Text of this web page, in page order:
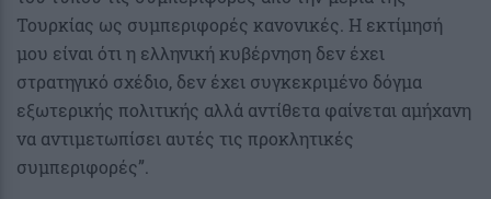
Τουρκίας ως συμπεριφορές κανονικές. Η εκτίμησή
μου είναι ότι η ελληνική κυβέρνηση δεν έχει
στρατηγικό σχέδιο, δεν έχει συγκεκριμένο δόγμα
εξωτερικής πολιτικής αλλά αντίθετα φαίνεται αμήχανη
να αντιμετωπίσει αυτές τις προκλητικές
συμπεριφορές”.